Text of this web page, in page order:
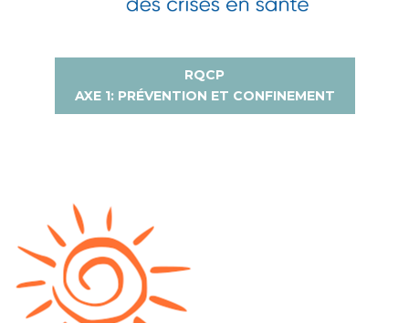
RQCP
AXE 1: PRÉVENTION ET CONFINEMENT